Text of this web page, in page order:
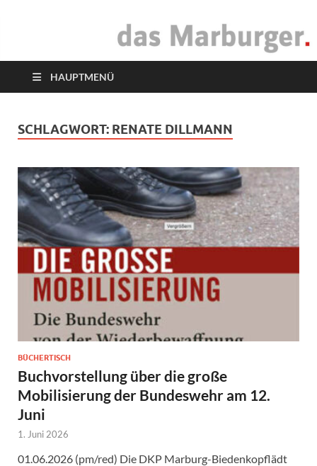
das Marburger.
HAUPTMENÜ
SCHLAGWORT: RENATE DILLMANN
BÜCHERTISCH
Buchvorstellung über die große
Mobilisierung der Bundeswehr am 12.
Juni
1. Juni 2026
01.06.2026 (pm/red) Die DKP Marburg-Biedenkopflädt